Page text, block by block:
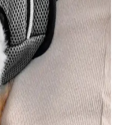
onaylı ürünler, doğal
hakkında bilgi edinin.
ve Deniz Taragı
Seçenekleri
içeren kedi mamaları, doğal ve
gelişimini destekler, parlak tüy
Kedi Mamaları: